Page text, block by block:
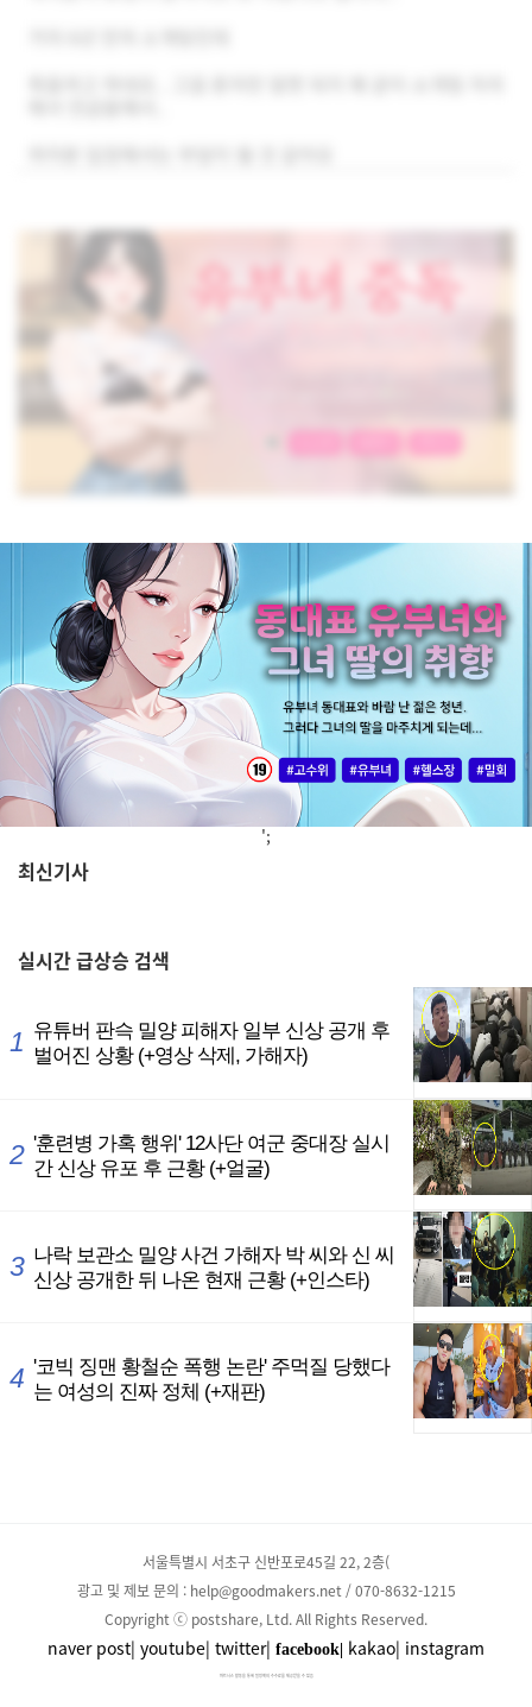
';
최신기사
실시간급상승 검색
서울특별시 서초구 신반포로45길 22, 2층(
광고 및 제보 문의 : help@goodmakers.net / 070-8632-1215
Copyright ⓒ postshare, Ltd. All Rights Reserved.
naver post| youtube| twitter| facebook| kakao| instagram
파트너스 활동을 통해 일정액의 수수료를 제공받을 수 있음